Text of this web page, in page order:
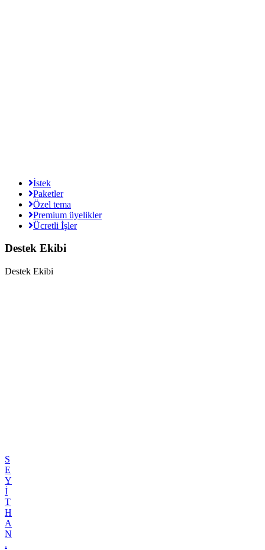
İstek
Paketler
Özel tema
Premium üyelikler
Ücretli İşler
Destek Ekibi
Destek Ekibi
S
E
Y
İ
T
H
A
N
.